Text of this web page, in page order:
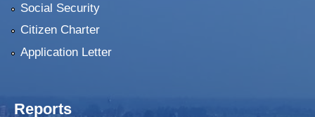
Social Security
Citizen Charter
Application Letter
Reports